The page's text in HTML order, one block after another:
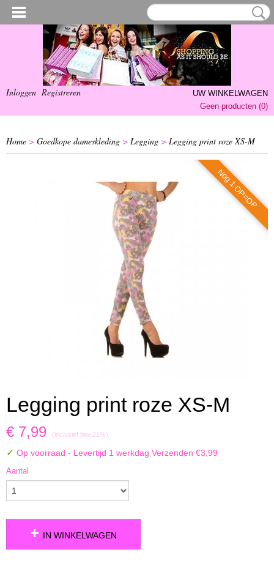
Inloggen Registreren
UW WINKELWAGEN
Geen producten (0)
Home > Goedkope dameskleding > Legging > Legging print roze XS-M
Nog 1 OP=OP
Legging print roze XS-M
€ 7,99 (inclusief btw 21%)
✓ Op voorraad - Levertijd 1 werkdag Verzenden €3,99
Aantal
IN WINKELWAGEN